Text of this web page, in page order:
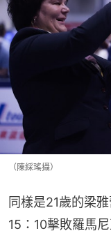
（陳綵瑤攝）
同樣是21歲的梁
15：10擊敗羅馬